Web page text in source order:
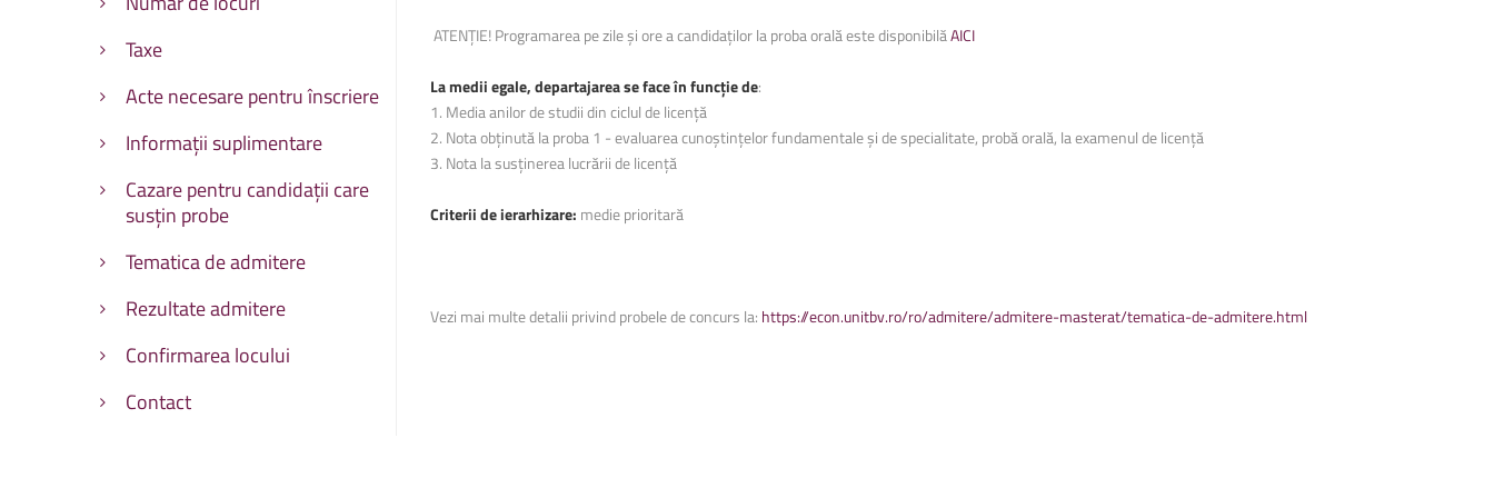
Facultatea de Educație fizică și sporturi montane
Facultatea de Construcții
Facultatea de Educație fizică și sporturi montane
Facultatea de Construcții
Taxe
Acte necesare pentru înscriere
Informații suplimentare
Cazare pentru candidații care
susțin probe
Tematica de admitere
Rezultate admitere
Confirmarea locului
Contact
ATENȚIE! Programarea pe zile și ore a candidaților la proba orală este disponibilăAICI
La medii egale, departajarea se faceîn funcție de:
1. Media anilor de studii din ciclul de licență
2. Nota obținutăla proba 1 - evaluarea cunoștințelor fundamentaleși de specialitate, probăorală, la examenul de licență
3. Nota la susținerea lucrării de licență
Criterii de ierarhizare: medie prioritară
Vezi mai multe detalii privind probele de concurs la: https://econ.unitbv.ro/ro/admitere/admitere-masterat/tematica-de-admitere.html